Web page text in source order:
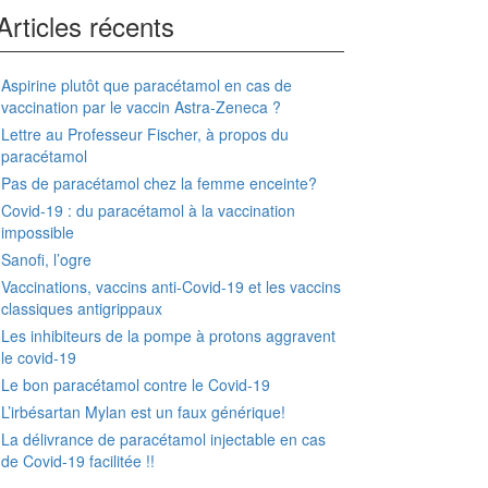
récents
Aspirine plutôt que paracétamol en cas de
vaccination par le vaccin Astra-Zeneca ?
Lettre au Professeur Fischer, à propos du
paracétamol
Pas de paracétamol chez la femme enceinte?
Covid-19 : du paracétamol à la vaccination
impossible
Sanofi, l’ogre
Vaccinations, vaccins anti-Covid-19 et les vaccins
classiques antigrippaux
Les inhibiteurs de la pompe à protons aggravent
le covid-19
Le bon paracétamol contre le Covid-19
L’irbésartan Mylan est un faux générique!
La délivrance de paracétamol injectable en cas
de Covid-19 facilitée !!